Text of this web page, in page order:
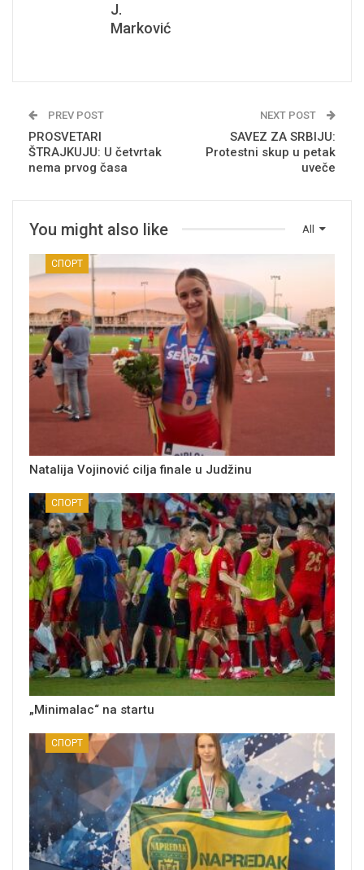
J.
Marković
PREV POST
PROSVETARI
ŠTRAJKUJU: U četvrtak
nema prvog časa
NEXT POST
SAVEZ ZA SRBIJU:
Protestni skup u petak
uveče
All
You might also like
СПОРТ
Natalija Vojinović cilja finale u Judžinu
СПОРТ
„Minimalac“ na startu
СПОРТ